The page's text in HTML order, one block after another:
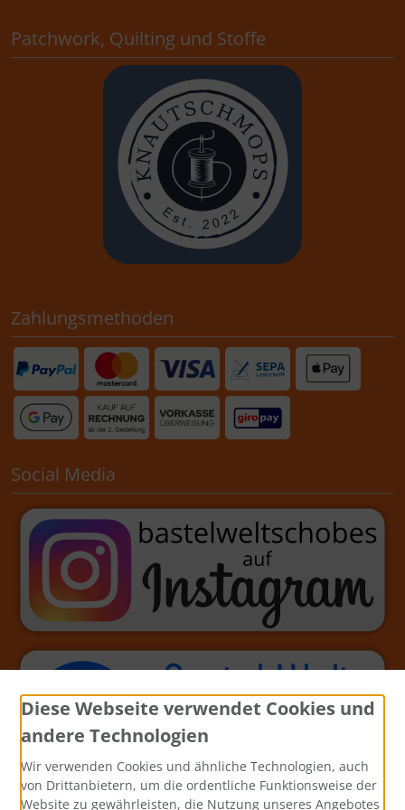
Patchwork, Quilting und Stoffe
Zahlungsmethoden
Social Media
Diese Webseite verwendet Cookies und
andere Technologien
Wir verwenden Cookies und ähnliche Technologien, auch
von Drittanbietern, um die ordentliche Funktionsweise der
Website zu gewährleisten, die Nutzung unseres Angebotes